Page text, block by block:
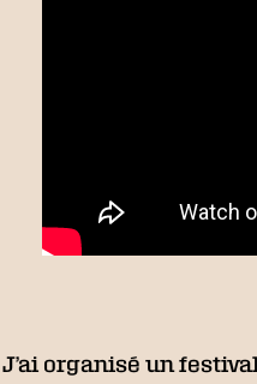
organisé un